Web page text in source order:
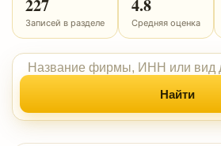
Записей в разделе
227
Средняя оценка
4.8
Найти